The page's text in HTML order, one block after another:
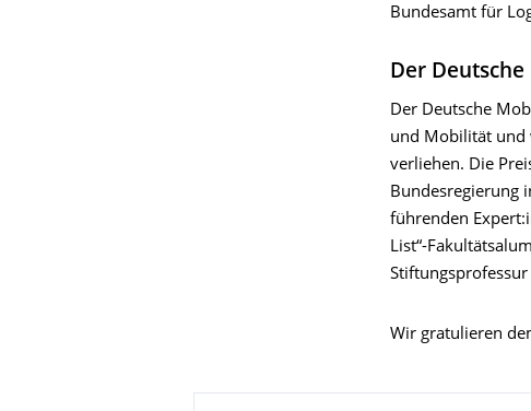
Bundesamt für
Der
Der Deutsche
und Mobilität und
verliehen. Die
Bundesregierung
führenden
List“-
Wir gratulieren